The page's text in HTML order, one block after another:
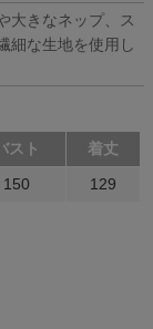
大きなネップ、ス
細な生地を使用し
スト
着丈
150 129